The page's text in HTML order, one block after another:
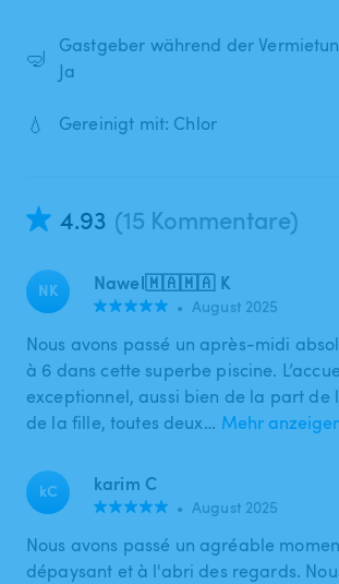
🤿
Gastgeber während der
Ja
💧 Gereinigt mit: Chlor
4.93 (15 Kommentare)
NK Nawel🇲🇦🇲🇦 K
• August 2025
Nous avons passé un après-midi
à 6 dans cette superbe piscine.
exceptionnel, aussi bien de la part de
de la fille, toutes deux… Mehr
kC karim C
• August 2025
Nous avons passé un agréable
dépaysant et à l'abri des regards.